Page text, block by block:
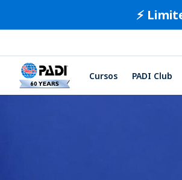
⚡️
Cursos PADI Club